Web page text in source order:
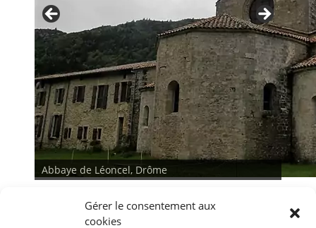
Gérer le consentement aux
cookies
Abbaye de Léoncel, Drôme